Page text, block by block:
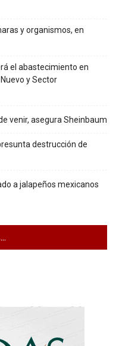
y organismos, en
el abastecimiento en
y Sector
venir, asegura Sheinbaum
destrucción de
a jalapeños mexicanos